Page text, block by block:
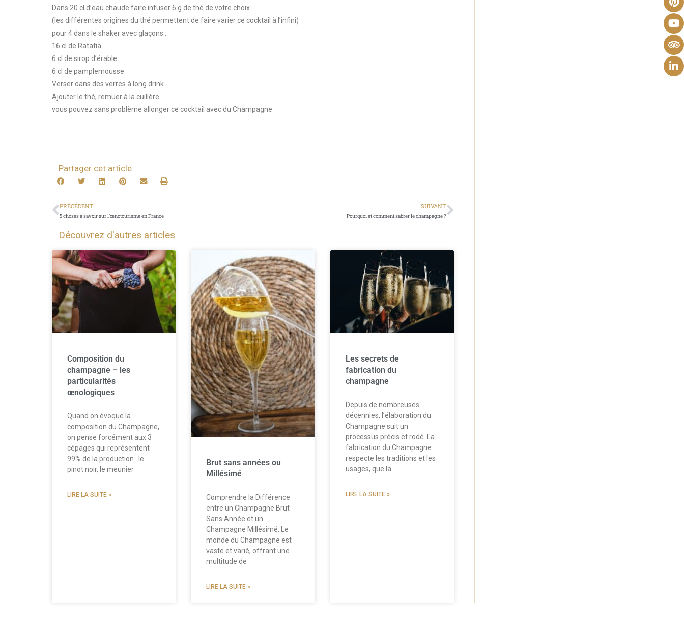
Dans 20 cl d’eau chaude faire infuser 6 g de thé de votre choix
(les différentes origines du thé permettent de faire varier ce cocktail à l’infini)
pour 4 dans le shaker avec glaçons :
16 cl de Ratafia
6 cl de sirop d’érable
6 cl de pamplemousse
Verser dans des verres à long drink
Ajouter le thé, remuer à la cuillère
vous pouvez sans problème allonger ce cocktail avec du Champagne
Partager cet article
PRÉCÉDENT
5 choses à savoir sur l’œnotourisme en France
SUIVANT
Pourquoi et comment sabrer le champagne ?
Découvrez d'autres articles
Composition du
champagne – les
particularités
œnologiques
Quand on évoque la
composition du Champagne,
on pense forcément aux 3
cépages qui représentent
99% de la production : le
pinot noir, le meunier
LIRE LA SUITE »
Brut sans années ou
Millésimé
Comprendre la Différence
entre un Champagne Brut
Sans Année et un
Champagne Millésimé. Le
monde du Champagne est
vaste et varié, offrant une
multitude de
LIRE LA SUITE »
Les secrets de
fabrication du
champagne
Depuis de nombreuses
décennies, l’élaboration du
Champagne suit un
processus précis et rodé. La
fabrication du Champagne
respecte les traditions et les
usages, que la
LIRE LA SUITE »